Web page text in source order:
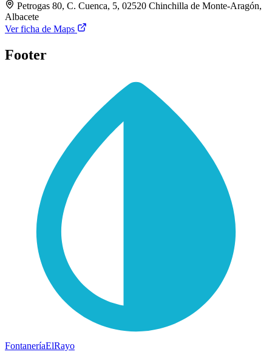
Petrogas 80, C. Cuenca, 5, 02520 Chinchilla de Monte-Aragón,
Albacete
Ver ficha de Maps
Footer
FontaneríaElRayo